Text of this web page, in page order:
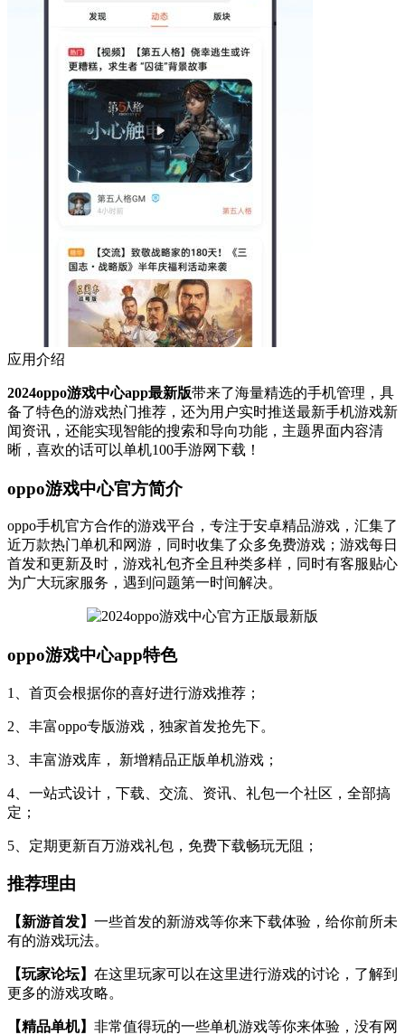
应用介绍
2024oppo游戏中心app最新版带来了海量精选的手机管理，具
备了特色的游戏热门推荐，还为用户实时推送最新手机游戏新
闻资讯，还能实现智能的搜索和导向功能，主题界面内容清
晰，喜欢的话可以单机100手游网下载！
oppo游戏中心官方简介
oppo手机官方合作的游戏平台，专注于安卓精品游戏，汇集了
近万款热门单机和网游，同时收集了众多免费游戏；游戏每日
首发和更新及时，游戏礼包齐全且种类多样，同时有客服贴心
为广大玩家服务，遇到问题第一时间解决。
oppo游戏中心app特色
1、首页会根据你的喜好进行游戏推荐；
2、丰富oppo专版游戏，独家首发抢先下。
3、丰富游戏库， 新增精品正版单机游戏；
4、一站式设计，下载、交流、资讯、礼包一个社区，全部搞
定；
5、定期更新百万游戏礼包，免费下载畅玩无阻；
推荐理由
【新游首发】 一些首发的新游戏等你来下载体验，给你前所未
有的游戏玩法。
【玩家论坛】 在这里玩家可以在这里进行游戏的讨论，了解到
更多的游戏攻略。
【精品单机】 非常值得玩的一些单机游戏等你来体验，没有网